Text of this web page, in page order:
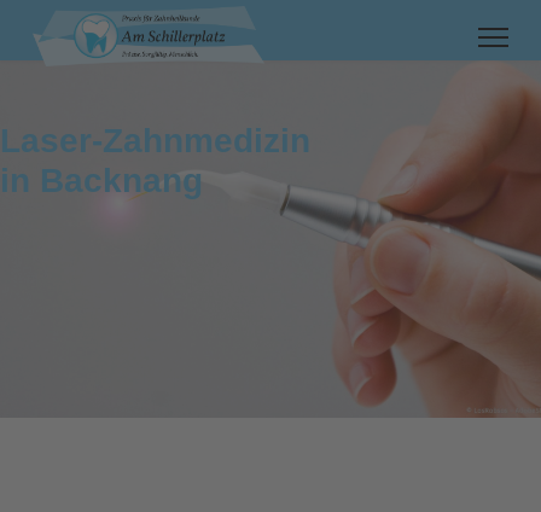
Laser-Zahnmedizin
in Backnang